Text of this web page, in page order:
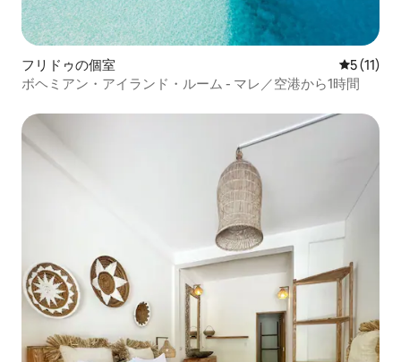
フリドゥの個室 レビュー
5 (11)
ボヘミアン・アイランド・ルーム - マレ／空港から1時間